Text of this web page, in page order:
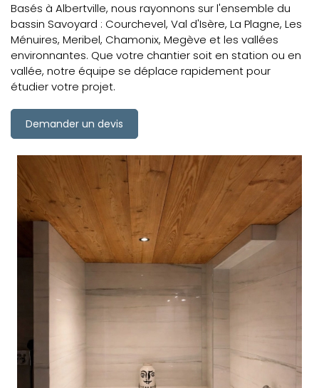
Basés à Albertville, nous rayonnons sur l'ensemble du
bassin Savoyard : Courchevel, Val d'Isère, La Plagne, Les
Ménuires, Meribel, Chamonix, Megève et les vallées
environnantes. Que votre chantier soit en station ou en
vallée, notre équipe se déplace rapidement pour
étudier votre projet.
Demander un devis